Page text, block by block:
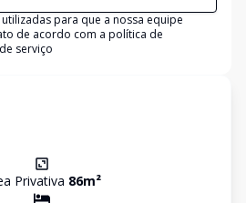
para que a nossa equipe
de acordo com a política de
serviço
Privativa 86m²